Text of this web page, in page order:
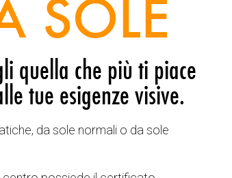
SOLE
quella che più ti piace
tue esigenze visive.
da sole normali o da sole